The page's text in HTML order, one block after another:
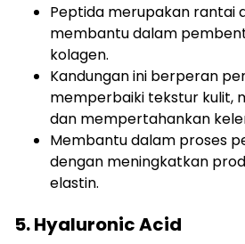
Peptida merupakan rantai
membantu dalam
kolagen.
Kandungan ini berperan
memperbaiki tekstur kulit,
dan mempertahankan
Membantu dalam proses
dengan meningkatkan
elastin.
5. Hyaluronic Acid